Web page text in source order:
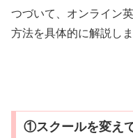
つづいて、オンライン
方法を具体的に解説しま
①スクールを変え